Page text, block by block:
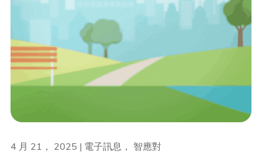
4 月 21， 2025 | 電子訊息， 智應對